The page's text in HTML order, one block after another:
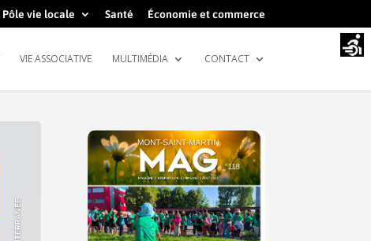
Pôle vie locale Santé Économie et commerce
VIE ASSOCIATIVE MULTIMÉDIA CONTACT